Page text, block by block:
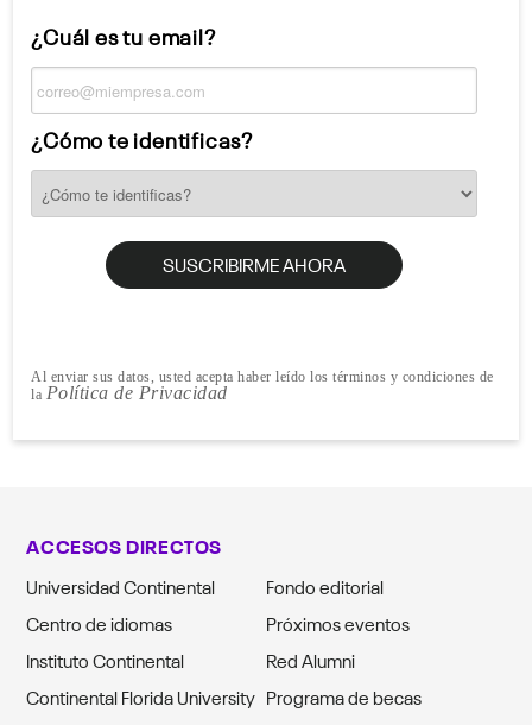
¿Cuál es tu email?
¿Cómo te identificas?
Al enviar sus datos, usted acepta haber leído los términos y condiciones de
la Política de Privacidad
ACCESOS DIRECTOS
Universidad Continental
Fondo editorial
Centro de idiomas
Próximos eventos
Instituto Continental
Red Alumni
Continental Florida University Programa de becas